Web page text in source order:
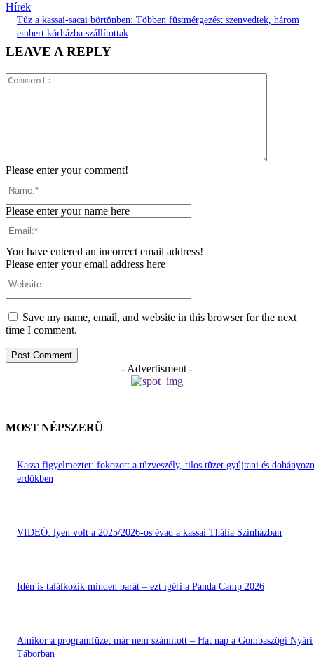
Hírek
Tűz a kassai-sacai börtönben: Többen füstmérgezést szenvedtek, három
embert kórházba szállítottak
LEAVE A REPLY
Please enter your comment!
Please enter your name here
You have entered an incorrect email address!
Please enter your email address here
Save my name, email, and website in this browser for the next
time I comment.
- Advertisment -
MOST NÉPSZERŰ
Kassa figyelmeztet: fokozott a tűzveszély, tilos tüzet gyújtani és
erdőkben
VIDEÓ: lyen volt a 2025/2026-os évad a kassai Thália Színházban
Idén is találkozik minden barát – ezt ígéri a Panda Camp 2026
Amikor a programfüzet már nem számított – Hat nap a Gombaszögi Nyári
Táborban